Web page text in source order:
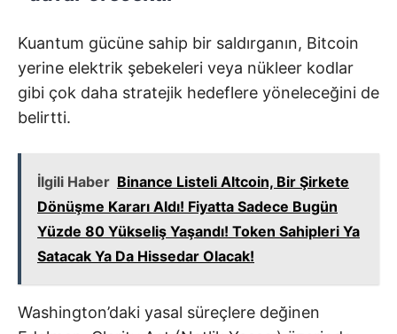
Kuantum gücüne sahip bir saldırganın, Bitcoin
yerine elektrik şebekeleri veya nükleer kodlar
gibi çok daha stratejik hedeflere yöneleceğini de
belirtti.
İlgili Haber Binance Listeli Altcoin, Bir Şirkete
Dönüşme Kararı Aldı! Fiyatta Sadece Bugün
Yüzde 80 Yükseliş Yaşandı! Token Sahipleri Ya
Satacak Ya Da Hissedar Olacak!
Washington’daki yasal süreçlere değinen